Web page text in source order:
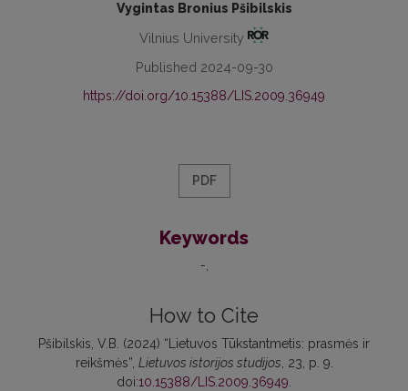
Vygintas Bronius Pšibilskis
Vilnius University
Published 2024-09-30
https://doi.org/10.15388/LIS.2009.36949
PDF
Keywords
-
How to Cite
Pšibilskis, V.B. (2024) “Lietuvos Tūkstantmetis: prasmės ir
reikšmės”, Lietuvos istorijos studijos , 23, p. 9.
doi:10.15388/LIS.2009.36949